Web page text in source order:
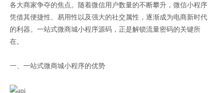
各大商家争夺的焦点。随着微信用户数量的不断攀升，微信小程序
凭借其便捷性、易用性以及强大的社交属性，逐渐成为电商新时代
的利器。一站式微商城小程序源码，正是解锁流量密码的关键所
在。
一、一站式微商城小程序的优势